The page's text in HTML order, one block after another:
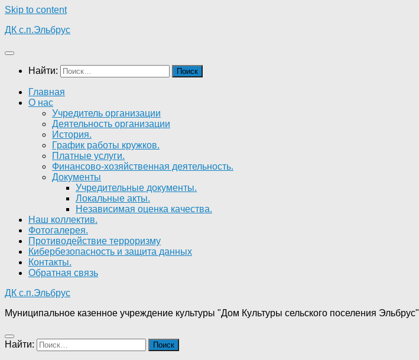
Skip to content
ДК с.п.Эльбрус
Найти:
Главная
О нас
Учредитель организации
Деятельность организации
История.
График работы кружков.
Платные услуги.
Финансово-хозяйственная деятельность.
Документы
Учредительные документы.
Локальные акты.
Независимая оценка качества.
Наш коллектив.
Фотогалерея.
Противодействие терроризму
Кибербезопасность и защита данных
Контакты.
Обратная связь
ДК с.п.Эльбрус
Муниципальное казенное учреждение культуры "Дом Культуры сельского поселения Эльбрус"
Найти: